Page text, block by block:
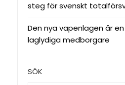
steg för svenskt
Den nya vapenlagen är
laglydiga medborgare
SÖK